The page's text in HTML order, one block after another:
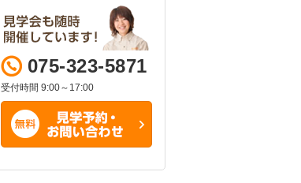
075-323-5871
受付時間 9:00～17:00